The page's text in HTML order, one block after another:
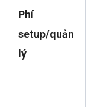
Phí
setup/quản
lý